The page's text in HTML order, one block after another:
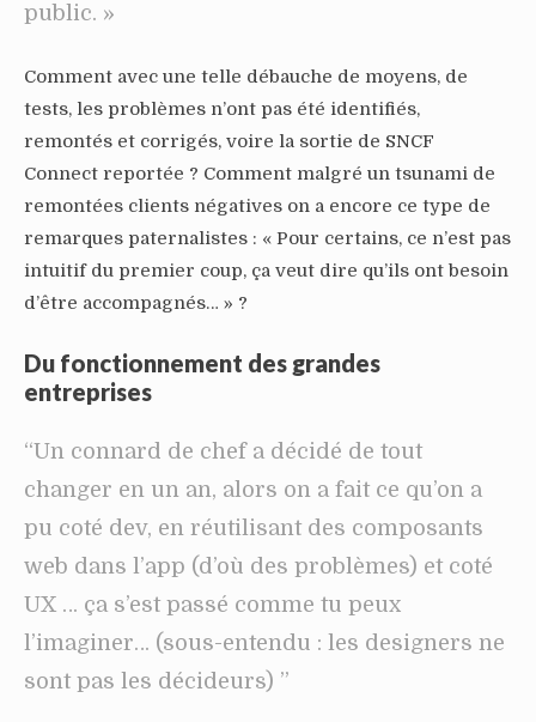
public. »
Comment avec une telle débauche de moyens, de
tests, les problèmes n’ont pas été identifiés,
remontés et corrigés, voire la sortie de SNCF
Connect reportée ? Comment malgré un tsunami de
remontées clients négatives on a encore ce type de
remarques paternalistes : « Pour certains, ce n’est pas
intuitif du premier coup, ça veut dire qu’ils ont besoin
d’être accompagnés… » ?
Du fonctionnement des grandes
entreprises
“Un connard de chef a décidé de tout
changer en un an, alors on a fait ce qu’on a
pu coté dev, en réutilisant des composants
web dans l’app (d’où des problèmes) et coté
UX … ça s’est passé comme tu peux
l’imaginer… (sous-entendu : les designers ne
sont pas les décideurs) ”